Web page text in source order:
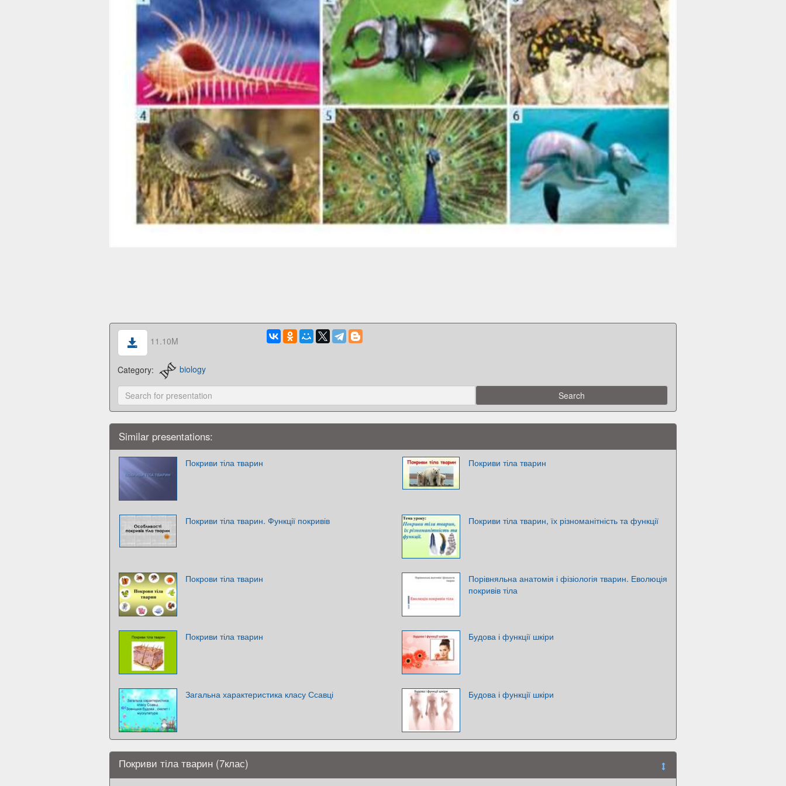
11.10M
Category: biology
Similar presentations:
Покриви тіла тварин Покриви тіла тварин
Покриви тіла тварин. Функції покривів Покриви тіла тварин, їх різноманітність та функції
Покрови тіла тварин
Порівняльна анатомія і фізіологія тварин. Еволюція
покривів тіла
Покриви тіла тварин Будова і функції шкіри
Загальна характеристика класу Ссавці Будова і функції шкіри
Покриви тіла тварин (7клас)